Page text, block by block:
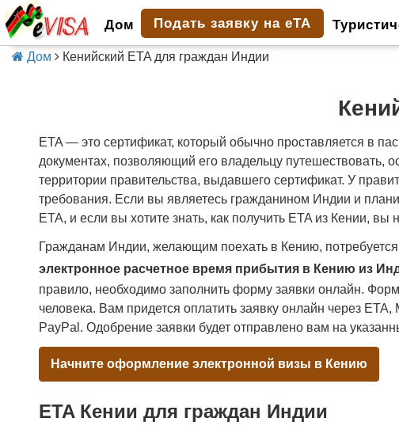
Дом Подать заявку на eTA
Дом Кенийский ETA для граждан Индии
ETA — это сертификат, который обычно проставляется в
документах, позволяющий его владельцу путешествовать,
территории правительства, выдавшего сертификат. У
требования. Если вы являетесь гражданином Индии и
ETA, и если вы хотите знать, как получить ETA из Кении,
Гражданам Индии, желающим поехать в Кению,
электронное расчетное время прибытия в Кению из
правило, необходимо заполнить форму заявки онлайн.
человека. Вам придется оплатить заявку онлайн через
PayPal. Одобрение заявки будет отправлено вам на
Начните оформление электронной визы в Кению
ETA Кении для граждан Индии